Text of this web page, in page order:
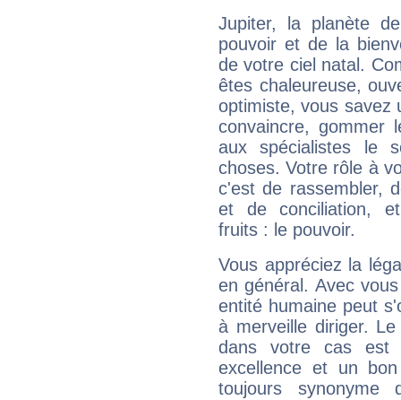
Jupiter, la planète
pouvoir et de la
de votre ciel natal.
êtes chaleureuse,
optimiste, vous savez
convaincre, gommer
aux spécialistes le
choses. Votre rôle à
c'est de rassembler,
et de conciliation,
fruits : le pouvoir.
Vous appréciez la
en général. Avec
entité humaine peut
à merveille diriger.
dans votre cas est
excellence et un
toujours synonyme